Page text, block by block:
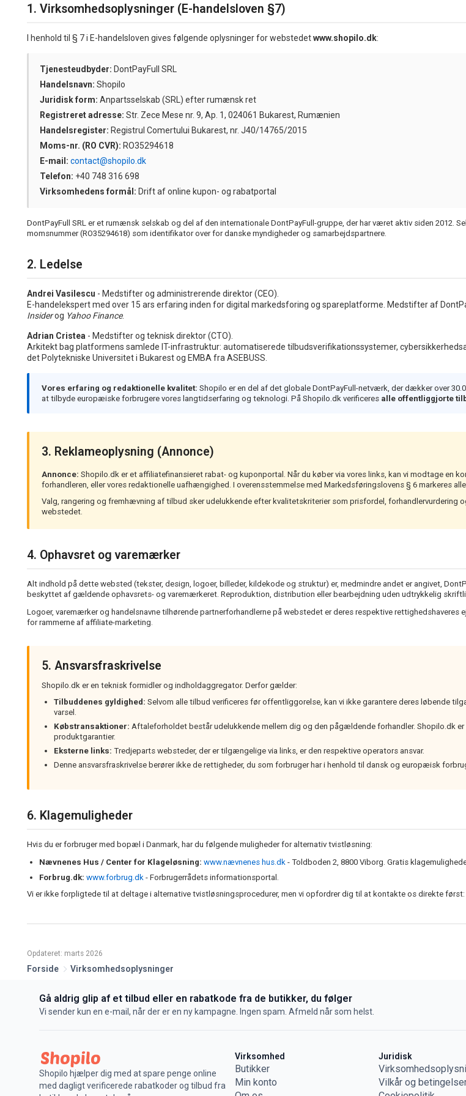
1. Virksomhedsoplysninger (E-handelsloven §7)
I henhold til § 7 i E-handelsloven gives følgende oplysninger for webstedetwww.shopilo.dk:
Tjenesteudbyder: DontPayFull SRL
Handelsnavn: Shopilo
Juridisk form: Anpartsselskab (SRL) efter rumænsk ret
Registreret adresse: Str. Zece Mese nr. 9, Ap. 1, 024061 Bukarest, Rumænien
Handelsregister: Registrul Comertului Bukarest, nr. J40/14765/2015
Moms-nr. (RO CVR): RO35294618
E-mail: contact@shopilo.dk
Telefon: +40 748 316 698
Virksomhedens formål: Drift af online kupon- og rabatportal
DontPayFull SRL er et rumænsk selskab og del af den internationale DontPayFull-gruppe, der har været aktiv siden 2012.
momsnummer (RO35294618) som identifikator over for danske myndigheder og samarbejdspartnere.
2. Ledelse
Andrei Vasilescu - Medstifter og administrerende direktor (CEO).
E-handelekspert med over 15 ars erfaring inden for digital markedsforing og spareplatforme. Medstifter af
Insiderog Yahoo Finance.
Adrian Cristea - Medstifter og teknisk direktor (CTO).
Arkitekt bag platformens samlede IT-infrastruktur: automatiserede tilbudsverifikationssystemer,
det Polytekniske Universitet i Bukarest og EMBA fra ASEBUSS.
Vores erfaring og redaktionelle kvalitet: Shopilo er en del af det globale DontPayFull-netværk, der dækker over
at tilbyde europæiske forbrugere vores langtidserfaring og teknologi. På Shopilo.dk verificeres alle offentliggjorte
3. Reklameoplysning (Annonce)
Annonce: Shopilo.dk er et affiliatefinansieret rabat- og kuponportal. Når du køber via vores links, kan vi modtage en
forhandleren, eller vores redaktionelle uafhængighed. I overensstemmelse med Markedsføringslovens § 6 markeres
Valg, rangering og fremhævning af tilbud sker udelukkende efter kvalitetskriterier som prisfordel, forhandlervurdering
webstedet.
4. Ophavsret og varemærker
Alt indhold på dette websted (tekster, design, logoer, billeder, kildekode og struktur) er, medmindre andet er angivet,
beskyttet af gældende ophavsrets- og varemærkeret. Reproduktion, distribution eller bearbejdning uden udtrykkelig
Logoer, varemærker og handelsnavne tilhørende partnerforhandlerne på webstedet er deres respektive
for rammerne af affiliate-marketing.
5. Ansvarsfraskrivelse
Shopilo.dk er en teknisk formidler og indholdaggregator. Derfor gælder:
Tilbuddenes gyldighed: Selvom alle tilbud verificeres før offentliggorelse, kan vi ikke garantere deres løbende
varsel.
Købstransaktioner: Aftaleforholdet består udelukkende mellem dig og den pågældende forhandler. Shopilo.dk
produktgarantier.
Eksterne links: Tredjeparts websteder, der er tilgængelige via links, er den respektive operators ansvar.
Denne ansvarsfraskrivelse berører ikke de rettigheder, du som forbruger har i henhold til dansk og europæisk
6. Klagemuligheder
Hvis du er forbruger med bopæl i Danmark, har du følgende muligheder for alternativ tvistløsning:
Nævnenes Hus / Center for Klageløsning: www.nævnenes hus.dk - Toldboden 2, 8800 Viborg. Gratis
Forbrug.dk: www.forbrug.dk - Forbrugerrådets informationsportal.
Vi er ikke forpligtede til at deltage i alternative tvistløsningsprocedurer, men vi opfordrer dig til at kontakte os direkte først:
Opdateret: marts 2026
Forside Virksomhedsoplysninger
Gå aldrig glip af et tilbud eller en rabatkode fra de butikker, du følger
Vi sender kun en e-mail, når der er en ny kampagne. Ingen spam. Afmeld når som helst.
Shopilo hjælper dig med at spare penge online
med dagligt verificerede rabatkoder og tilbud fra
Virksomhed
Butikker
Min konto
Juridisk
Vilkår og